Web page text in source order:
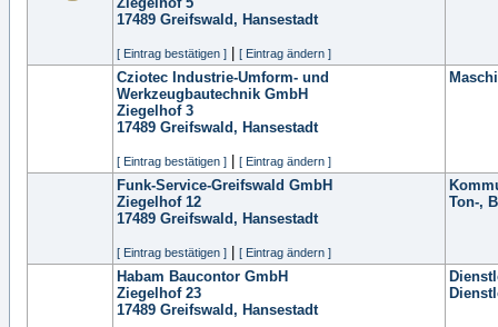
17489 Greifswald, Hansestadt
[ Eintrag bestätigen ] [ Eintrag ändern ]
Cziotec Industrie-Umform- und
Werkzeugbautechnik GmbH
Ziegelhof 3
17489 Greifswald, Hansestadt
[ Eintrag bestätigen ] [ Eintrag ändern ]
Funk-Service-Greifswald GmbH
Ziegelhof 12
17489 Greifswald, Hansestadt
[ Eintrag bestätigen ] [ Eintrag ändern ]
Ton-,
Habam Baucontor GmbH
Ziegelhof 23
17489 Greifswald, Hansestadt